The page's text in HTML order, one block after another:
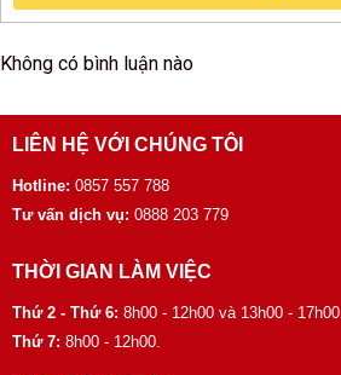
Không có bình luận nào
LIÊN HỆ VỚI CHÚNG TÔI
Hotline: 0857 557 788
Tư vấn dịch vụ: 0888 203 779
THỜI GIAN LÀM VIỆC
Thứ 2 - Thứ 6: 8h00 - 12h00 và 13h00 - 17h00.
Thứ 7: 8h00 - 12h00.